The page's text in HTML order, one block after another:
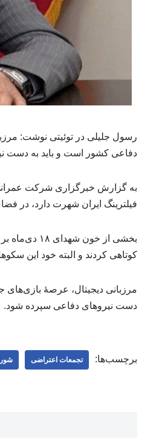
رسول جلیلی در توئیتی نوشت:
دفاعی کشور است و باید به دست
به گزارش خبرگزاری شرکت
فیلترینگ ایران شهرت دارد، در
بخشی از
کوتاهی کردند و البته خود این
مرزبانی دیجیتال، عرصهٔ
دست نیروهای دفاعی سپرده شود.
برچسب‌ها: تجمعات اعتراضی